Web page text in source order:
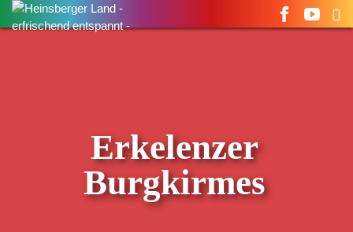
Suchen
nach:
Erkelenzer
Burgkirmes